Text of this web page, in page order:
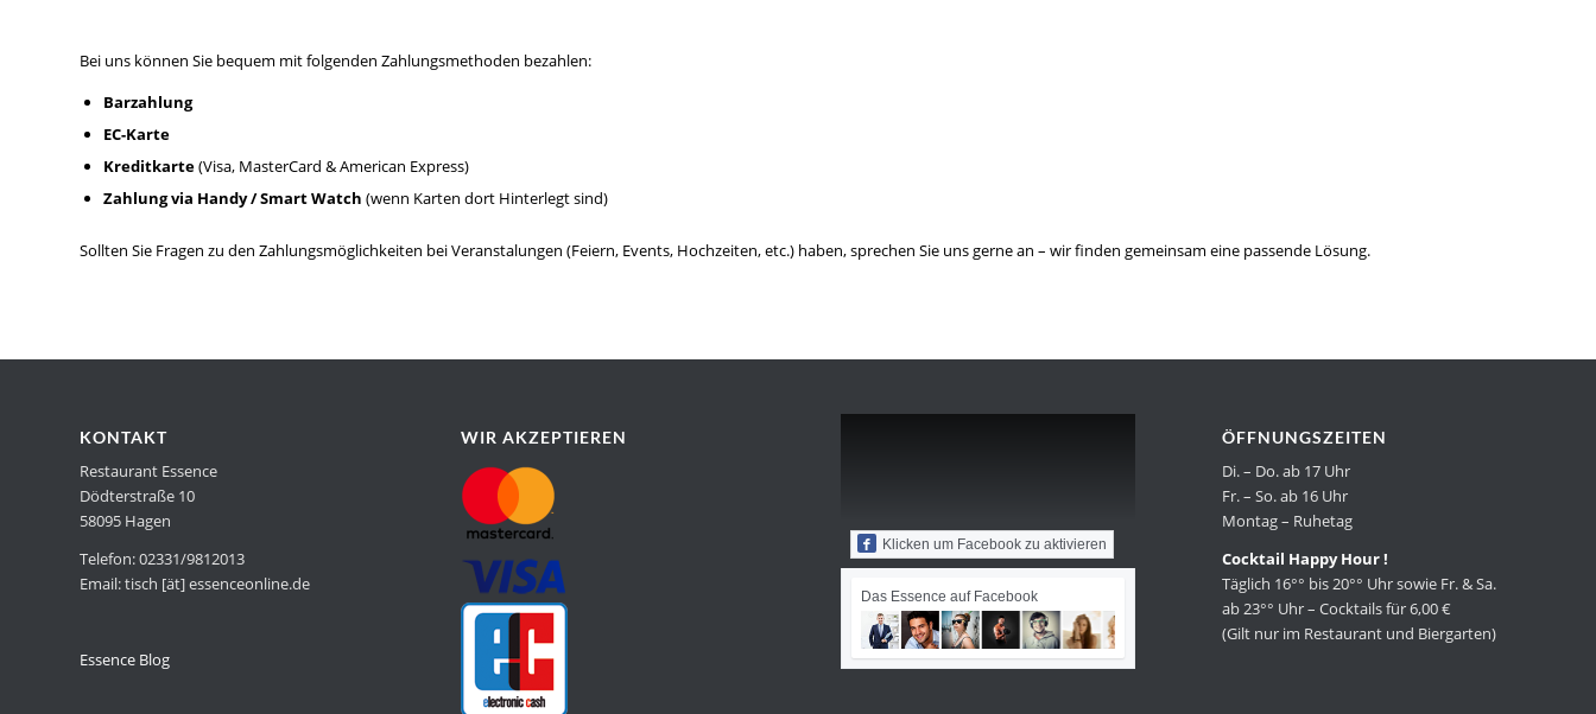
Bei uns können Sie bequem mit folgenden Zahlungsmethoden bezahlen:
Barzahlung
EC-Karte
Kreditkarte(Visa, MasterCard & American Express)
Zahlung via Handy / Smart Watch (wenn Karten dort Hinterlegt sind)
Sollten Sie Fragen zu den Zahlungsmöglichkeiten bei Veranstalungen (Feiern, Events, Hochzeiten, etc.) haben, sprechen Sie uns gerne an – wir finden gemeinsam eine passende Lösung.
KONTAKT
Restaurant Essence
Dödterstraße 10
58095 Hagen
Telefon: 02331/9812013
Email: tisch [ät] essenceonline.de
Essence Blog
WIR AKZEPTIEREN
Klicken um Facebook zu aktivieren
Das Essence auf Facebook
ÖFFNUNGSZEITEN
Di. – Do. ab 17 Uhr
Fr. – So. ab 16 Uhr
Montag – Ruhetag
Cocktail Happy Hour !
Täglich 16°° bis 20°° Uhr sowie Fr. & Sa.
ab 23°° Uhr – Cocktails für 6,00 €
(Gilt nur im Restaurant und Biergarten)